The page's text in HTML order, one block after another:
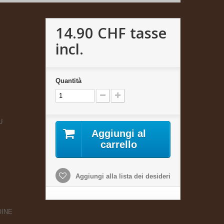
14.90 CHF tasse
incl.
Quantità
Aggiungi al
carrello
Aggiungi alla lista dei desideri